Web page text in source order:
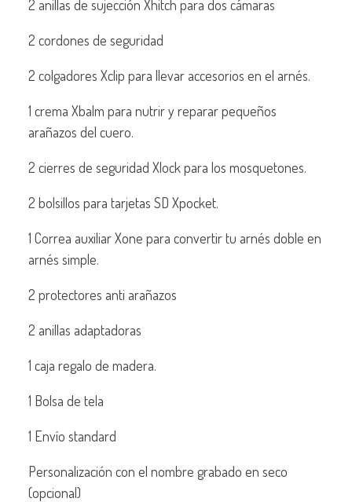
2 anillas de sujección Xhitch para dos cámaras
2 cordones de seguridad
2 colgadores Xclip para llevar accesorios en el arnés.
1 crema Xbalm para nutrir y reparar pequeños
arañazos del cuero.
2 cierres de seguridad Xlock para los mosquetones.
2 bolsillos para tarjetas SD Xpocket.
1 Correa auxiliar Xone para convertir tu arnés doble en
arnés simple.
2 protectores anti arañazos
2 anillas adaptadoras
1 caja regalo de madera.
1 Bolsa de tela
1 Envío standard
Personalización con el nombre grabado en seco
(opcional)